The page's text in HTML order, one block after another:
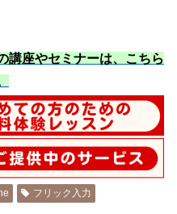
講座やセミナーは、こちら
フリック入力